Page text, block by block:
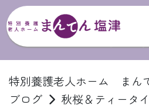
特別養護老人ホーム まん
ブログ
秋桜＆ティータ